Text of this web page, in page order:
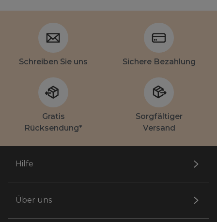
Schreiben Sie uns Sichere Bezahlung
Gratis
Rücksendung*
Sorgfältiger
Versand
Hilfe
Über uns